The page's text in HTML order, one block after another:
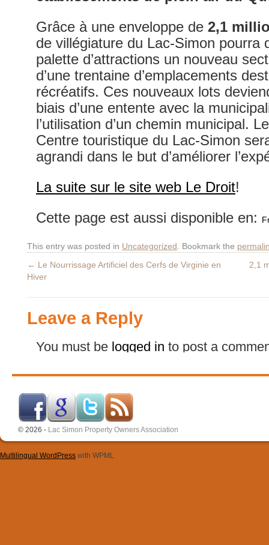
Grâce à une enveloppe de 2,1
de villégiature du Lac-Simon pourra
palette d’attractions un nouveau
d’une trentaine d’emplacements
récréatifs. Ces nouveaux lots
biais d’une entente avec la
l’utilisation d’un chemin municipal.
Centre touristique du Lac-Simon
agrandi dans le but d’améliorer
La suite sur le site web Le Droit!
Cette page est aussi disponible en:
This entry was posted in Uncategorized . Bookmark the
← Le Nourrissage Artificiel des Cerfs de Virginie en
Hiver
2,1
Leave a Reply
You must be logged in to post a
© 2026 - Lac Simon Property Owners Association
Multilingual WordPress with WPML